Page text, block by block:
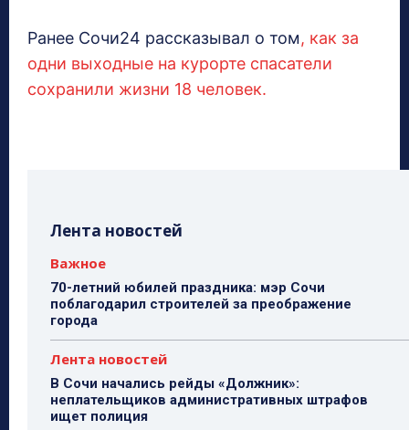
Ранее Сочи24 рассказывал о том, как за
одни выходные на курорте спасатели
сохранили жизни 18 человек.
Лента новостей
Важное
70-летний юбилей праздника: мэр Сочи
поблагодарил строителей за преображение
города
Лента новостей
В Сочи начались рейды «Должник»:
неплательщиков административных штрафов
ищет полиция